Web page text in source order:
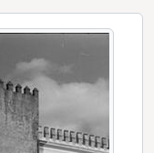
imagens abstractas
de S. Francisco
comerciais
"A Pátria"
Agrícolas